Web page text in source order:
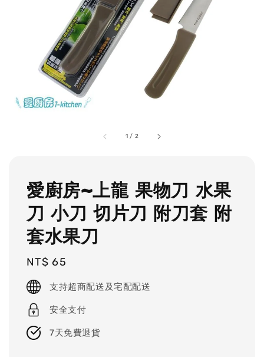
1 / 2
愛廚房~上龍 果物刀 水果
刀 小刀 切片刀 附刀套 附
套水果刀
Regular
price
NT$ 65
支持超商配送及宅配配送
安全支付
7天免費退貨